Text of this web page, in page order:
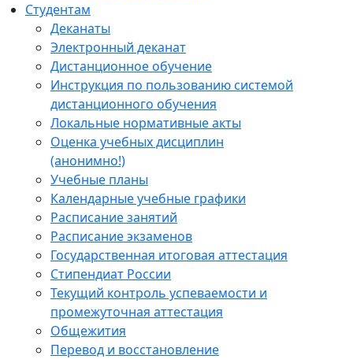
Студентам
Деканаты
Электронный деканат
Дистанционное обучение
Инструкция по пользованию системой
дистанционного обучения
Локальные нормативные акты
Оценка учебных дисциплин
(анонимно!)
Учебные планы
Календарные учебные графики
Расписание занятий
Расписание экзаменов
Государственная итоговая аттестация
Стипендиат России
Текущий контроль успеваемости и
промежуточная аттестация
Общежития
Перевод и восстановление